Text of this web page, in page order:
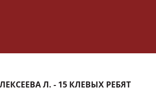
Л. - 15 КЛЕВЫХ РЕБЯТ